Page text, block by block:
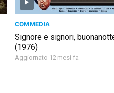
COMMEDIA
Signore e signori,
(1976)
Aggiornato 12 mesi fa